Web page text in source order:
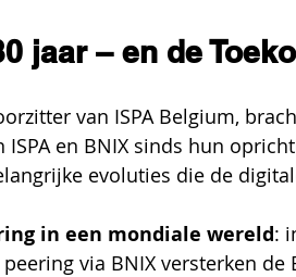
jaar – en de
van ISPA Belgium,
ISPA en BNIX sinds hun
evoluties die de
in een mondiale wereld:
via BNIX versterken